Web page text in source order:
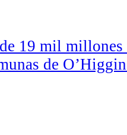
19 mil millones
de